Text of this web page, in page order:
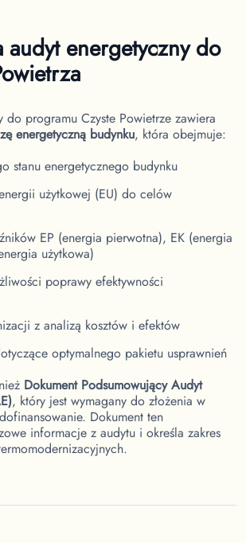
audyt energetyczny do
do programu Czyste Powietrze zawiera
energetyczną budynku, która obejmuje:
stanu energetycznego budynku
użytkowej (EU) do celów
EP (energia pierwotna), EK (energia
użytkowa)
poprawy efektywności
z analizą kosztów i efektów
optymalnego pakietu usprawnień
Dokument Podsumowujący Audyt
, który jest wymagany do złożenia w
Dokument ten
informacje z audytu i określa zakres